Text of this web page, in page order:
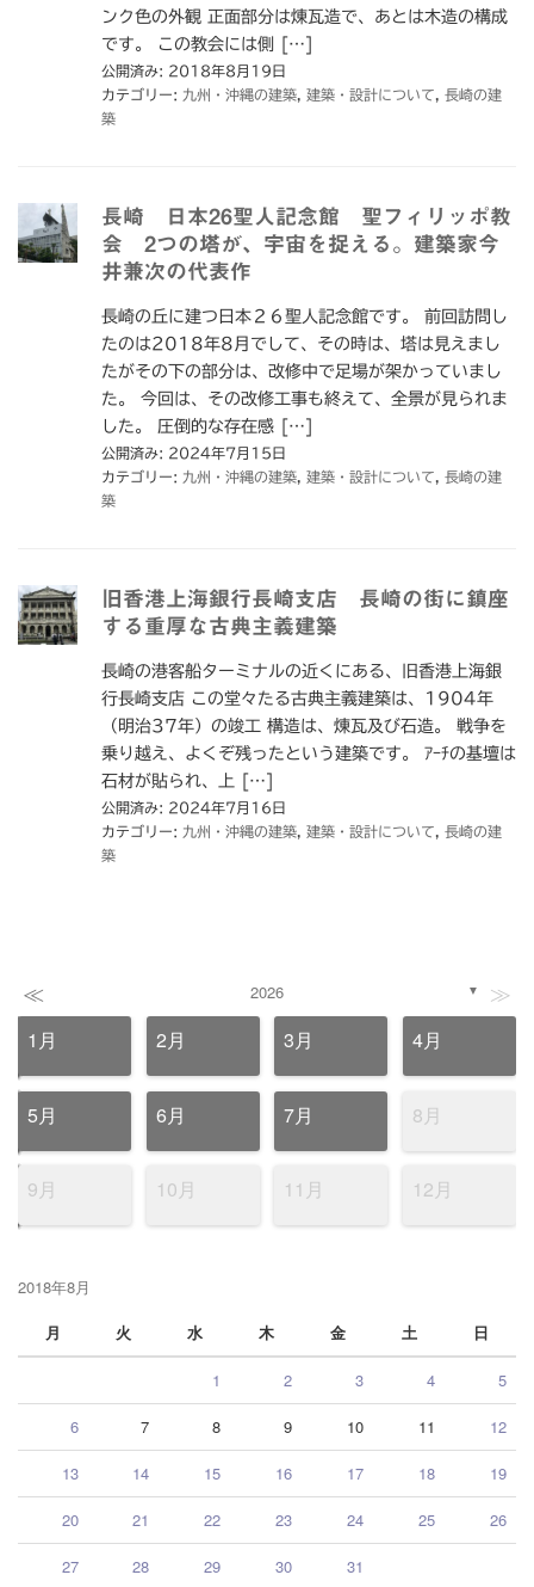
ンク色の外観 正面部分は煉瓦造で、あとは木造の構成
です。 この教会には側 […]
公開済み: 2018年8月19日
カテゴリー: 九州・沖縄の建築 建築・設計について
長崎の建
築
長崎 日本26聖人記念館 聖フィリッポ教
会 2つの塔が、宇宙を捉える。建築家今
井兼次の代表作
長崎の丘に建つ日本２６聖人記念館です。 前回訪問し
たのは2018年8月でして、その時は、塔は見えまし
たがその下の部分は、改修中で足場が架かっていまし
た。 今回は、その改修工事も終えて、全景が見られま
した。 圧倒的な存在感 […]
公開済み: 2024年7月15日
カテゴリー: 九州・沖縄の建築 建築・設計について
長崎の建
築
旧香港上海銀行長崎支店 長崎の街に鎮座
する重厚な古典主義建築
長崎の港客船ターミナルの近くにある、旧香港上海銀
行長崎支店 この堂々たる古典主義建築は、1904年
（明治37年）の竣工 構造は、煉瓦及び石造。 戦争を
乗り越え、よくぞ残ったという建築です。 ｱｰﾁの基壇は
石材が貼られ、上 […]
公開済み: 2024年7月16日
カテゴリー: 九州・沖縄の建築 建築・設計について
長崎の建
築
≪ 2026 ▼ ≫
1月 2月 3月 4月
5月 6月 7月 8月
9月 10月 11月 12月
2018年8月
月
火 水 木 金 土 日
1 2 3 4 5
6 7 8 9 10 11 12
13 14 15 16 17 18 19
20 21 22 23 24 25 26
27 28 29 30 31